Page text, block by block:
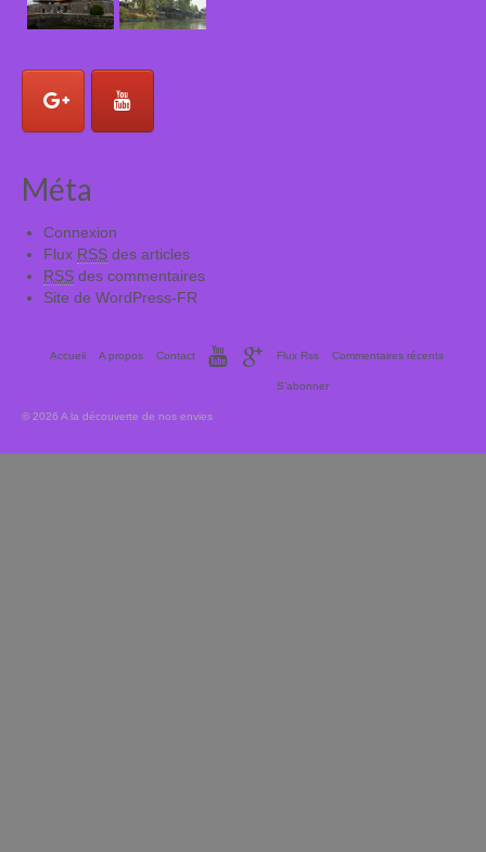
Méta
Connexion
Flux RSS des articles
RSS des commentaires
Site de WordPress-FR
Accueil A propos Contact Flux Rss Commentaires récents
S’abonner
© 2026 A la découverte de nos envies